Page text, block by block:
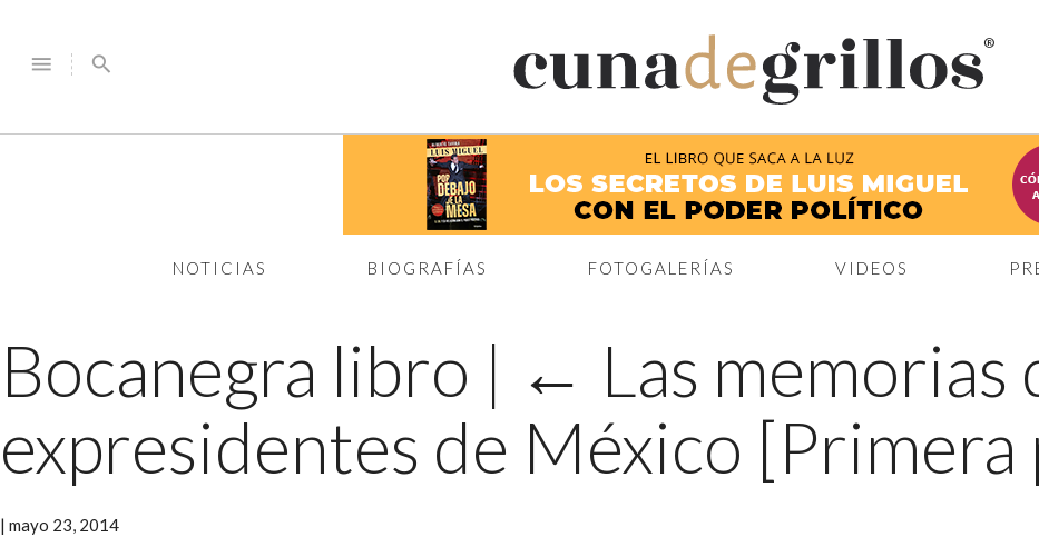
menu search
®
NOTICIAS BIOGRAFÍAS FOTOGALERÍAS VIDEOS
Bocanegra libro | ← Las memorias
expresidentes de México [Primera
| mayo 23, 2014